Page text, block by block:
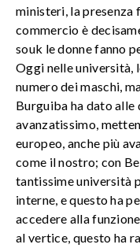
ministeri, la presenza
commercio è
souk le donne fanno
Oggi nelle università,
numero dei maschi,
Burguiba ha dato
avanzatissimo,
europeo, anche più
come il nostro; con
tantissime università
interne, e questo ha
accedere alla
al vertice, questo ha